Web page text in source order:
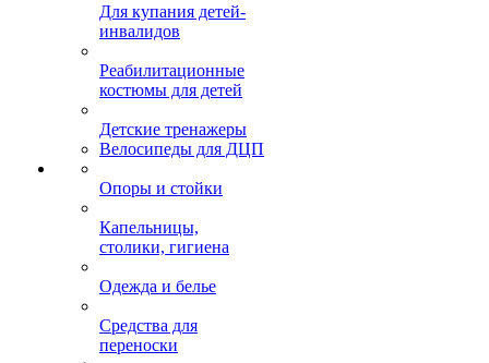
Для купания детей-
инвалидов
Реабилитационные
костюмы для детей
Детские тренажеры
Велосипеды для ДЦП
Опоры и стойки
Капельницы,
столики, гигиена
Одежда и белье
Средства для
переноски